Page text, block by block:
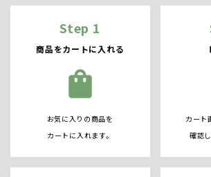
Step 1
商品をカートに入れる
shopping_bag
お気に入りの商品を
カートに入れます。
カート
確認